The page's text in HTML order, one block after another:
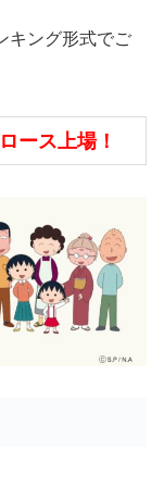
キング形式でご
ース上場！